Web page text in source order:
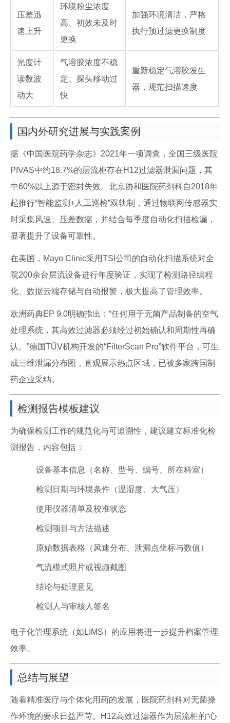
压差迅
速上升
环境粉尘浓度
高、初效未及时
更换
加强环境清洁，严格
执行预过滤更换制度
光度计
读数波
动大
气溶胶浓度不稳
定、探头移动过
快
重新稳定气溶胶发生
器，规范扫描速度
国内外研究进展与实践案例
据《中国医院药学杂志》2021年一项调查，全国三级医院
PIVAS中约18.7%的层流柜存在H12过滤器泄漏问题，其
中60%以上源于密封失效。北京协和医院药剂科自2018年
起推行“智能监测+人工巡检”双轨制，通过物联网传感器实
时采集风速、压差数据，并结合每季度自动化扫描检漏，
显著提升了设备可靠性。
在美国，Mayo Clinic采用TSI公司的自动化扫描系统对全
院200余台层流设备进行年度验证，实现了检测路径编程
化、数据云端存储与自动报警，极大提高了管理效率。
欧洲药典EP 9.0明确指出：“任何用于无菌产品制备的空气
处理系统，其高效过滤器必须经过初始确认和周期性再确
认。”德国TÜV机构开发的“FilterScan Pro”软件平台，可生
成三维泄漏分布图，直观展示热点区域，已被多家跨国制
药企业采纳。
检测报告模板建议
为确保检测工作的规范化与可追溯性，建议建立标准化检
测报告，内容包括：
设备基本信息（名称、型号、编号、所在科室）
检测日期与环境条件（温湿度、大气压）
使用仪器清单及校准状态
检测项目与方法描述
原始数据表格（风速分布、泄漏点坐标与数值）
气流模式照片或视频截图
结论与处理意见
检测人与审核人签名
电子化管理系统（如LIMS）的应用将进一步提升档案管理
效率。
总结与展望
随着精准医疗与个体化用药的发展，医院药剂科对无菌操
作环境的要求日益严苛。H12高效过滤器作为层流柜的“心